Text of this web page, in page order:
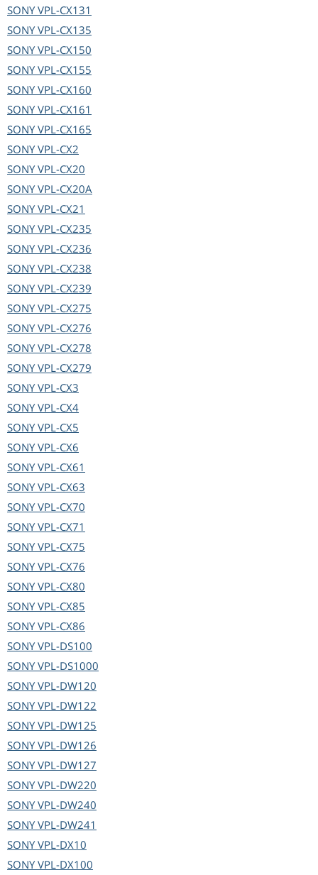
SONYVPL-CX131
SONYVPL-CX135
SONYVPL-CX150
SONYVPL-CX155
SONYVPL-CX160
SONYVPL-CX161
SONYVPL-CX165
SONYVPL-CX2
SONYVPL-CX20
SONYVPL-CX20A
SONYVPL-CX21
SONYVPL-CX235
SONYVPL-CX236
SONYVPL-CX238
SONYVPL-CX239
SONYVPL-CX275
SONYVPL-CX276
SONYVPL-CX278
SONYVPL-CX279
SONYVPL-CX3
SONYVPL-CX4
SONYVPL-CX5
SONYVPL-CX6
SONYVPL-CX61
SONYVPL-CX63
SONYVPL-CX70
SONYVPL-CX71
SONYVPL-CX75
SONYVPL-CX76
SONYVPL-CX80
SONYVPL-CX85
SONYVPL-CX86
SONYVPL-DS100
SONYVPL-DS1000
SONYVPL-DW120
SONYVPL-DW122
SONYVPL-DW125
SONYVPL-DW126
SONYVPL-DW127
SONYVPL-DW220
SONYVPL-DW240
SONYVPL-DW241
SONYVPL-DX10
SONYVPL-DX100